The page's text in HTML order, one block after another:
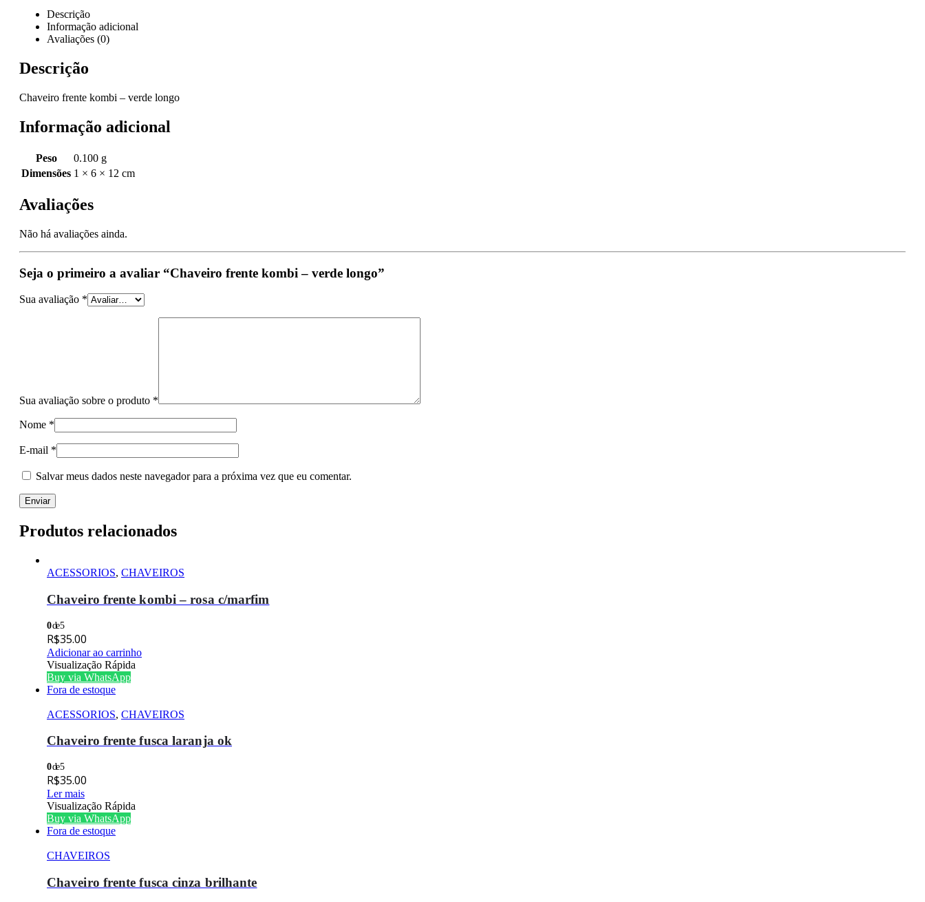
Descrição
Informação adicional
Avaliações (0)
Descrição
Chaveiro frente kombi – verde longo
Informação adicional
Peso
0.100 g
Dimensões 1 × 6 × 12 cm
Avaliações
Não há avaliações ainda.
Seja o primeiro a avaliar “Chaveiro frente kombi – verde longo”
Sua avaliação *
Sua avaliação sobre o produto *
Nome *
E-mail *
Salvar meus dados neste navegador para a próxima vez que eu comentar.
Produtos relacionados
ACESSORIOS, CHAVEIROS
Chaveiro frente kombi – rosa c/marfim
0de 5
R$35.00
Adicionar ao carrinho
Visualização Rápida
Buy via WhatsApp
Fora de estoque
ACESSORIOS, CHAVEIROS
Chaveiro frente fusca laranja ok
0de 5
R$35.00
Ler mais
Visualização Rápida
Buy via WhatsApp
Fora de estoque
CHAVEIROS
Chaveiro frente fusca cinza brilhante